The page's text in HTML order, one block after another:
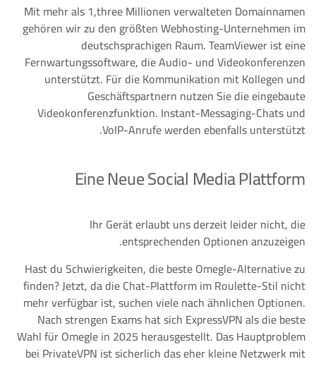
Mit mehr als 1,three Millionen verwalteten Domainnamen
gehören wir zu den größten Webhosting-Unternehmen im
deutschsprachigen Raum. TeamViewer ist eine
Fernwartungssoftware, die Audio- und Videokonferenzen
unterstützt. Für die Kommunikation mit Kollegen und
Geschäftspartnern nutzen Sie die eingebaute
Videokonferenzfunktion. Instant-Messaging-Chats und
VoIP-Anrufe werden ebenfalls unterstützt.
Eine Neue Social Media Plattform
Ihr Gerät erlaubt uns derzeit leider nicht, die
entsprechenden Optionen anzuzeigen.
Hast du Schwierigkeiten, die beste Omegle-Alternative zu
finden? Jetzt, da die Chat-Plattform im Roulette-Stil nicht
mehr verfügbar ist, suchen viele nach ähnlichen Optionen.
Nach strengen Exams hat sich ExpressVPN als die beste
Wahl für Omegle in 2025 herausgestellt. Das Hauptproblem
bei PrivateVPN ist sicherlich das eher kleine Netzwerk mit